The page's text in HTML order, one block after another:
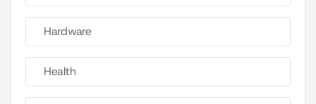
Hardware
Health